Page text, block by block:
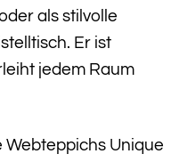
als stilvolle
Er ist
jedem Raum
Webteppichs Unique